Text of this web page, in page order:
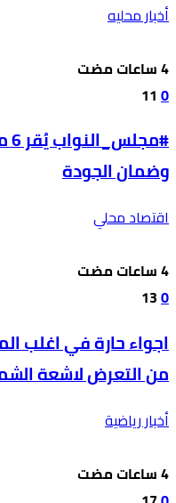
أخبار محليه
0
11
وضمان الجودة
اقتصاد محلي
0
13
اجواء حارة في اغلب
من التعرض لاشعة
أخبار رياضية